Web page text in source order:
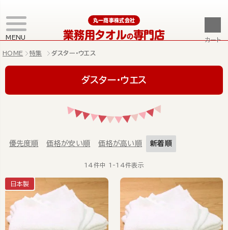
MENU
丸一商事株式会社
業務用タオルの専門店 カート
HOME 特集 ダスター・ウエス
ダスター・ウエス
優先度順 価格が安い順 価格が高い順 新着順
14件中 1 -14件表示
日本製